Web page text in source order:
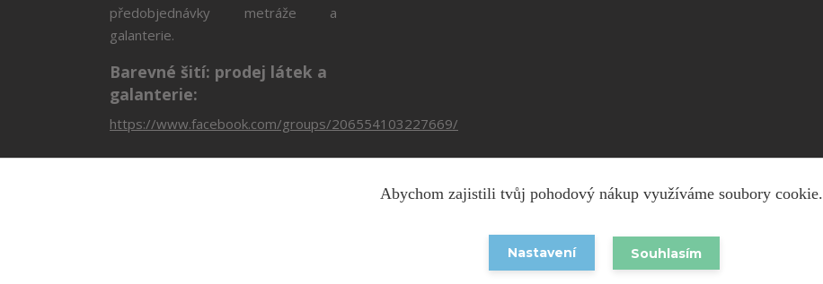
předobjednávky metráže a
galanterie.
Barevné šití: prodej látek a
galanterie:
https://www.facebook.com/groups/206554103227669/
Copyright © 2026 Barevnesiti.cz
Vytvořeno na
Abychom zajistili tvůj pohodový nákup využíváme soubory cookie.
Nastavení Souhlasím